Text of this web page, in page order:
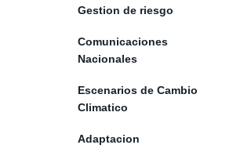
Gestion de riesgo
Comunicaciones
Nacionales
Escenarios de Cambio
Climatico
Adaptacion